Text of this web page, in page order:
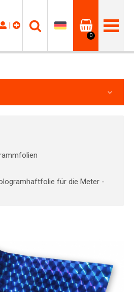
|
0
für die Meter -